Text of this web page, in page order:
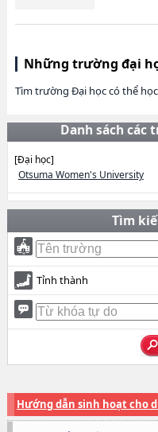
Những trường đại
Tìm trường Đại học có thể
Danh sách các
[Đại học]
Otsuma Women's University
Tìm
Tỉnh thành
Hướng dẫn sinh hoạt cho